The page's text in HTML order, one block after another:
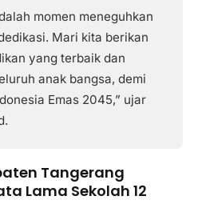
momen meneguhkan
Mari kita berikan
yang terbaik dan
anak bangsa, demi
Emas 2045,” ujar
Tangerang
Lama Sekolah 12